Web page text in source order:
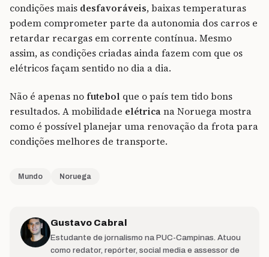
condições mais desfavoráveis, baixas temperaturas
podem comprometer parte da autonomia dos carros e
retardar recargas em corrente contínua. Mesmo
assim, as condições criadas ainda fazem com que os
elétricos façam sentido no dia a dia.
Não é apenas nofutebol que o país tem tido bons
resultados. A mobilidade elétricana Noruega mostra
como é possível planejar uma renovação da frota para
condições melhores de transporte.
Mundo Noruega
Gustavo Cabral
Estudante de jornalismo na PUC-Campinas. Atuou
como redator, repórter, social media e assessor de